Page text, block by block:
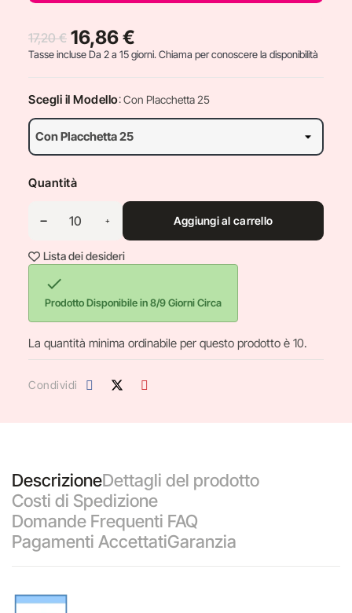
17,20 € 16,86 €
Tasse incluseDa 2 a 15 giorni. Chiama per conoscere la disponibilità
Scegli il Modello: Con Placchetta 25
Quantità
Aggiungi al carrello
Lista dei desideri

Prodotto Disponibile in 8/9 Giorni Circa
La quantità minima ordinabile per questo prodotto è 10.
Condividi
DescrizioneDettagli del prodotto
Costi di Spedizione
Domande Frequenti FAQ
Pagamenti AccettatiGaranzia